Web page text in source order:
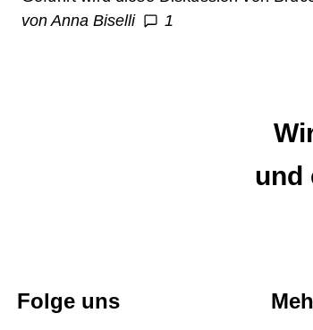
von Anna Biselli
1
und
Folge uns